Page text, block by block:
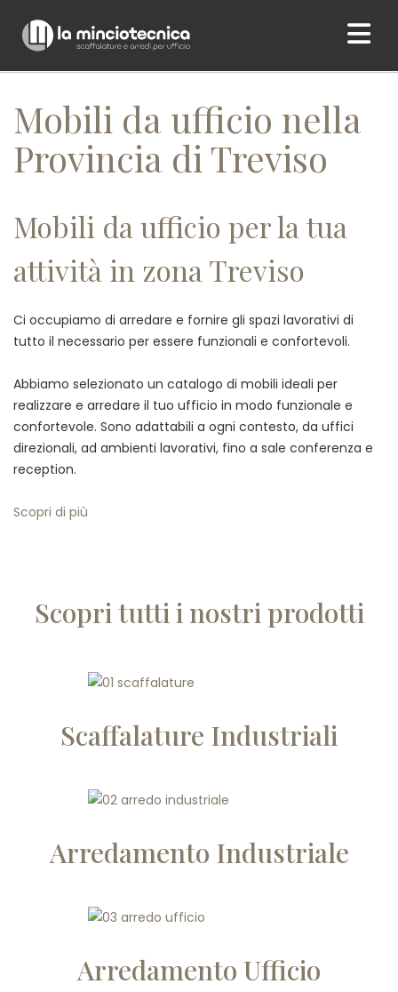
Home/ Mobili da ufficio nella Provincia di Treviso
Mobili da ufficio nella
Provincia di Treviso
Mobili da ufficio per la tua
attività in zona Treviso
Ci occupiamo di arredare e fornire gli spazi lavorativi di
tutto il necessario per essere funzionali e confortevoli.
Abbiamo selezionato un catalogo di mobili ideali per
realizzare e arredare il tuo ufficio in modo funzionale e
confortevole. Sono adattabili a ogni contesto, da uffici
direzionali, ad ambienti lavorativi, fino a sale conferenza e
reception.
Scopri di più
Scopri tutti i nostri prodotti
Scaffalature Industriali
Arredamento Industriale
Arredamento Ufficio